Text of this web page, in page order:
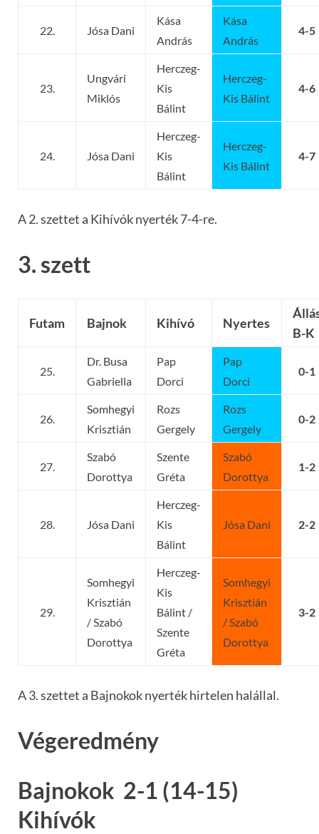
22. Jósa Dani
Kása
András
Kása
András
4-5
23.
Ungvári
Miklós
Herczeg-
Kis
Bálint
Herczeg-
Kis Bálint
4-6
24. Jósa Dani
Herczeg-
Kis
Bálint
Herczeg-
Kis Bálint
4-7
A 2. szettet a Kihívók nyerték 7-4-re.
3. szett
Futam Bajnok Kihívó Nyertes
B-K
25.
Dr. Busa
Gabriella
Pap
Dorci
Pap
Dorci
0-1
26.
Somhegyi
Krisztián
Rozs
Gergely
Rozs
Gergely
0-2
27.
Szabó
Dorottya
Szente
Gréta
Szabó
Dorottya
1-2
28. Jósa Dani
Herczeg-
Kis
Bálint
Jósa Dani 2-2
29.
Somhegyi
Krisztián
/ Szabó
Dorottya
Herczeg-
Kis
Bálint /
Szente
Gréta
Somhegyi
Krisztián
/ Szabó
Dorottya
3-2
A 3. szettet a Bajnokok nyerték hirtelen halállal.
Végeredmény
Bajnokok 2-1 (14-15)
Kihívók